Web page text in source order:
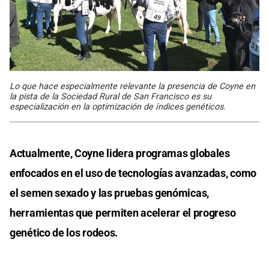
Lo que hace especialmente relevante la presencia de Coyne en
la pista de la Sociedad Rural de San Francisco es su
especialización en la optimización de índices genéticos.
Actualmente, Coyne lidera programas globales
enfocados en el uso de tecnologías avanzadas, como
el semen sexado y las pruebas genómicas,
herramientas que permiten acelerar el progreso
genético de los rodeos.